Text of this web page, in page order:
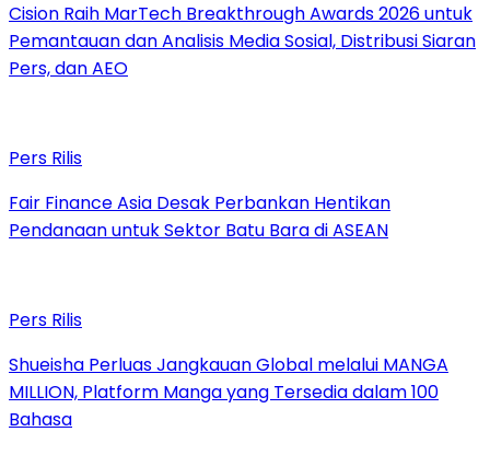
Cision Raih MarTech Breakthrough Awards 2026 untuk
Pemantauan dan Analisis Media Sosial, Distribusi Siaran
Pers, dan AEO
Pers Rilis
Fair Finance Asia Desak Perbankan Hentikan
Pendanaan untuk Sektor Batu Bara di ASEAN
Pers Rilis
Shueisha Perluas Jangkauan Global melalui MANGA
MILLION, Platform Manga yang Tersedia dalam 100
Bahasa